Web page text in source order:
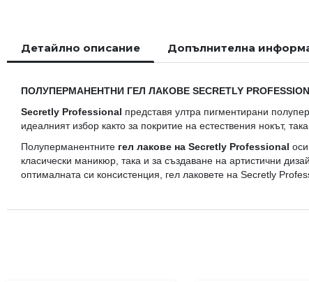
със
снимки
Детайлно описание
ПОЛУПЕРМАНЕНТНИ ГЕЛ ЛАКОВЕ SECRETLY
Secretly Professional представя ултра пигментирани
идеалният избор както за покритие на естествения нокът,
Полуперманентните гел лакове на Secretly Professional
класически маникюр, така и за създаване на артистични
оптималната си консистенция, гел лаковете на Secretly
Допълнителна